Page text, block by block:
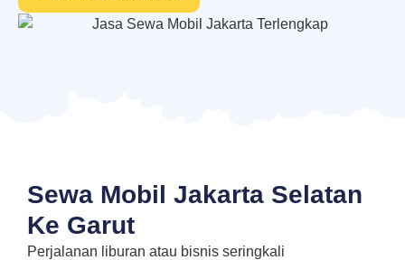
Sewa Mobil Jakarta Selatan
Ke Garut
Perjalanan liburan atau bisnis seringkali